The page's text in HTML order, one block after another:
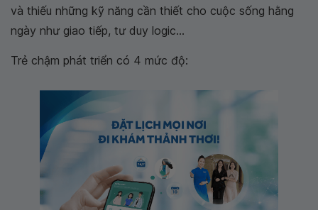
và thiếu những kỹ năng cần thiết cho cuộc sống hằng
ngày như giao tiếp, tư duy logic...
Trẻ chậm phát triển có 4 mức độ: